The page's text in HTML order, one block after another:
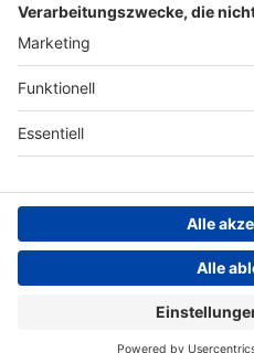
Teilnahmebedingungen
Grounding Page ANTENNE
BAYERN
Datenschutz­erklärung
einstellungen
Persönliche Datenkontrolle
ANTENNE BAYERN Live